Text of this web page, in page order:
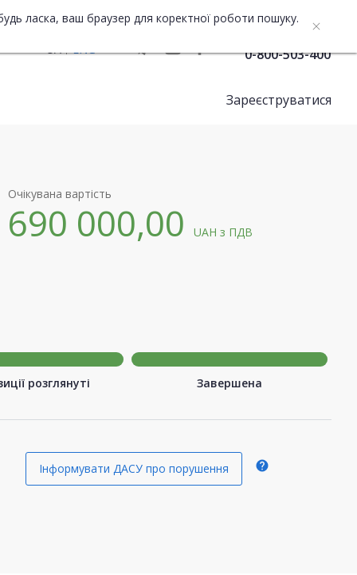
ласка, ваш браузер для коректної роботи пошуку.
UA ENG 0-800-503-400
Зареєструватися
Очікувана вартість
690 000,00UAHз ПДВ
розглянуті Завершена
Інформувати ДАСУ про порушення help